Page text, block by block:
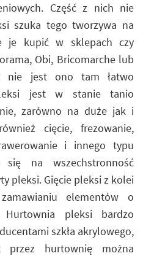
Część z nich nie
szuka tego tworzywa na
je kupić w sklepach czy
Obi, Bricomarche lub
nie jest ono tam łatwo
jest w stanie tanio
zarówno na duże jak i
cięcie, frezowanie,
i innego typu
na wszechstronność
pleksi. Gięcie pleksi z kolei
elementów o
Hurtownia pleksi bardzo
szkła akrylowego,
przez hurtownię można